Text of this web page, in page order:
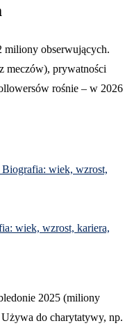
obserwujących.
meczów), prywatności
rośnie – w 2026
Biografia: wiek, wzrost,
wiek, wzrost, kariera,
2025 (miliony
do charytatywy, np.